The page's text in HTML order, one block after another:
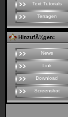
Text Tutorials
Terragen
HinzufÃ¼gen:
News
Link
Download
Screenshot